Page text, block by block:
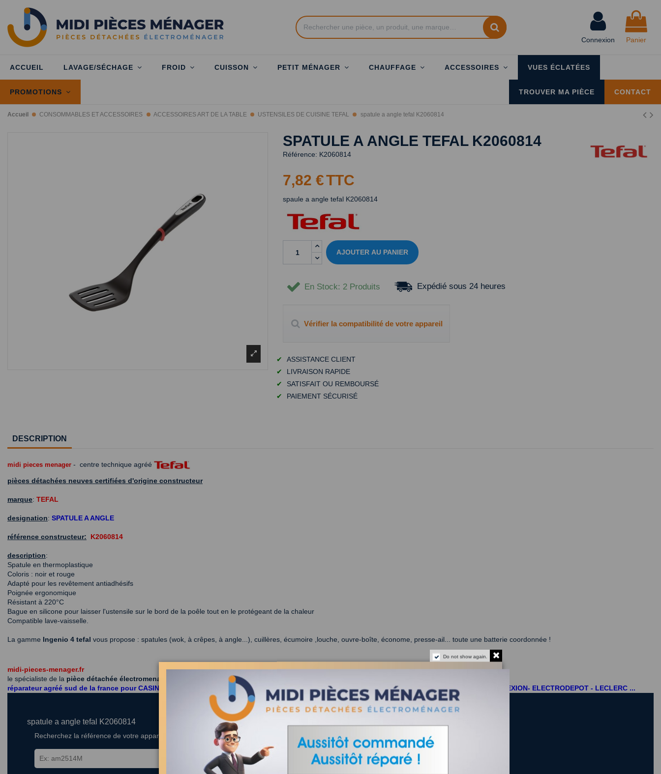
Connexion Panier
ACCUEIL LAVAGE/SÉCHAGE FROID CUISSON PETIT MÉNAGER CHAUFFAGE ACCESSOIRES VUES ÉCLATÉES
PROMOTIONS CONTACT
TROUVER MA PIÈCE
Accueil CONSOMMABLES ET ACCESSOIRES ACCESSOIRES ART DE LA TABLE USTENSILES DE CUISINE TEFAL spatule a angle tefal K2060814
SPATULE A ANGLE TEFAL K2060814
Référence: K2060814
7,82 €TTC
spaule a angle tefal K2060814
AJOUTER AU PANIER
En Stock: 2 Produits Expédié sous 24 heures
Vérifier la compatibilité de votre appareil
✔
ASSISTANCE CLIENT
✔
LIVRAISON RAPIDE
✔
SATISFAIT OU REMBOURSÉ
✔
PAIEMENT SÉCURISÉ
DESCRIPTION
midi pieces menager - centre technique agréé
pièces détachées neuves certifiées d'origine constructeur
marque: TEFAL
designation: SPATULE A ANGLE
référence constructeur: K2060814
description:
Spatule en thermoplastique
Coloris : noir et rouge
Adapté pour les revêtement antiadhésifs
Poignée ergonomique
Résistant à 220°C
Bague en silicone pour laisser l'ustensile sur le bord de la poêle tout en le protégeant de la chaleur
Compatible lave-vaisselle.
La gamme Ingenio 4 tefal vous propose : spatules (wok, à crêpes, à angle...), cuillères, écumoire ,louche, ouvre-boîte, économe, presse-ail... toute une batterie coordonnée !
midi-pieces-menager.fr
le spécialiste de la pièce détachée électromenager et accessoire
depuis 1965
réparateur agréé sud de la france pour CASINO - CARREFOUR - CONFORAMA - HYPER U - BUT - BOULANGER - LEROY MERLIN -CASTORAMA- CONNEXION- ELECTRODEPOT - LECLERC ...
spatule a angle tefal K2060814
Recherchez la référence de votre appareil dans la liste ci-dessous
Do not show again.